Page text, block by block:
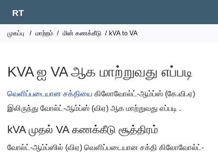
RT
முகப்பு / மாற்றம் / மின் கணக்கீடு / kVA to VA
KVA ஐ VA ஆக மாற்றுவது எப்படி
வெளிப்படையான சக்தியை கிலோவோல்ட்-ஆம்ப்ஸ் (கே.வி.ஏ)
இலிருந்து வோல்ட்-ஆம்ப்ஸ் (விஏ) ஆக மாற்றுவது எப்படி .
kVA முதல் VA கணக்கீடு சூத்திரம்
வோல்ட்-ஆம்ப்ஸில் (விஏ) வெளிப்படையான சக்தி கிலோவோல்ட்-